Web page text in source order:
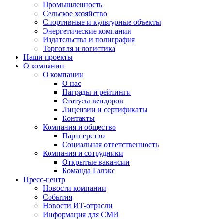
Промышленность
Сельское хозяйство
Спортивные и культурные объекты
Энергетические компании
Издательства и полиграфия
Торговля и логистика
Наши проекты
О компании
О компании
О нас
Награды и рейтинги
Статусы вендоров
Лицензии и сертификаты
Контакты
Компания и общество
Партнерство
Социальная ответственность
Компания и сотрудники
Открытые вакансии
Команда Галэкс
Пресс-центр
Новости компании
События
Новости ИТ-отрасли
Информация для СМИ